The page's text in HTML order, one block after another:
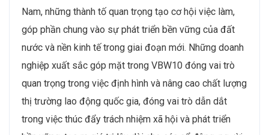
Nam, những thành tố quan trọng tạo cơ hội việc làm,
góp phần chung vào sự phát triển bền vững của đất
nước và nền kinh tế trong giai đoạn mới. Những doanh
nghiệp xuất sắc góp mặt trong VBW10 đóng vai trò
quan trọng trong việc định hình và nâng cao chất lượng
thị trường lao động quốc gia, đóng vai trò dẫn dắt
trong việc thúc đẩy trách nhiệm xã hội và phát triển